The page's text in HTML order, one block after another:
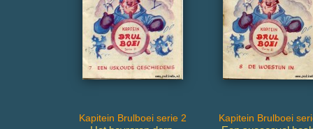
Kapitein Brulboei serie 2 Kapitein Brulboei